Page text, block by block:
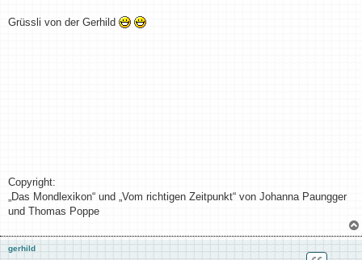
Grüssli von der Gerhild
Copyright:
„Das Mondlexikon“ und „Vom richtigen Zeitpunkt“ von Johanna Paungger
und Thomas Poppe
gerhild